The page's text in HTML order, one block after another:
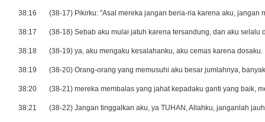
38:16 (38-17) Pikirku: "Asal mereka jangan beria-ria karena aku,
38:17 (38-18) Sebab aku mulai jatuh karena tersandung, dan aku selalu
38:18 (38-19) ya, aku mengaku kesalahanku, aku cemas karena dosaku.
38:19 (38-20) Orang-orang yang memusuhi aku besar jumlahnya,
38:20 (38-21) mereka membalas yang jahat kepadaku ganti yang baik,
38:21 (38-22) Jangan tinggalkan aku, ya TUHAN, Allahku, janganlah